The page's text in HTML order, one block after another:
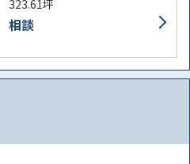
323.61坪
相談